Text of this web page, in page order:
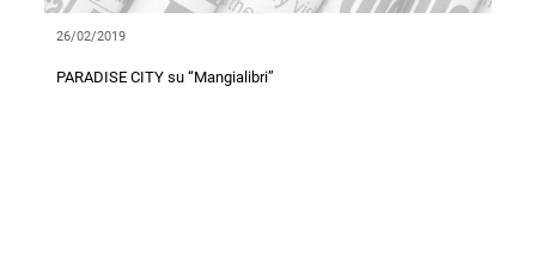
26/02/2019
PARADISE CITY su “Mangialibri”